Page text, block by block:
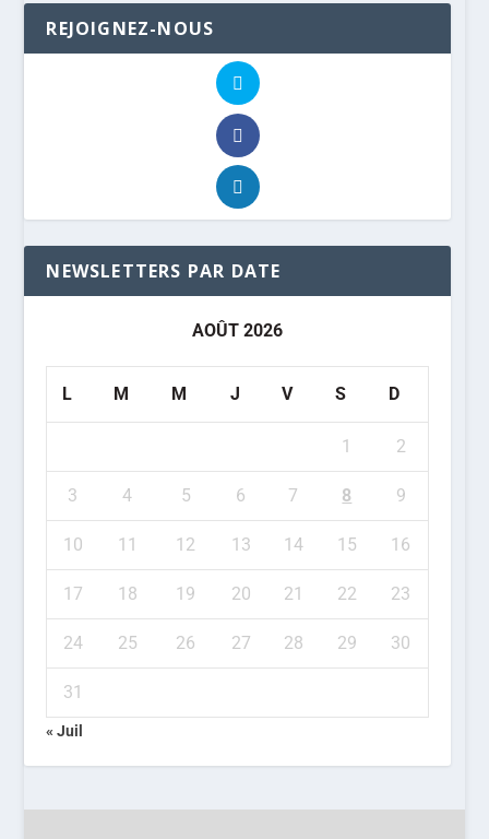
REJOIGNEZ-NOUS
NEWSLETTERS PAR DATE
AOÛT 2026
L M M J V S D
1 2
3 4 5 6 7 8 9
10 11 12 13 14 15 16
17 18 19 20 21 22 23
24 25 26 27 28 29 30
31
« Juil